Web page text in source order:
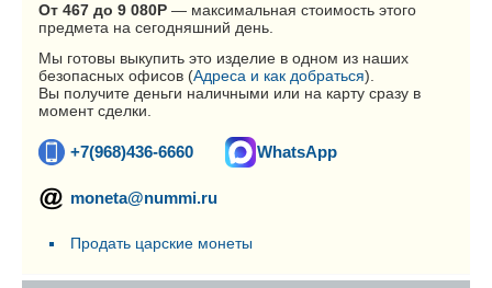
От 467 до 9 080Р — максимальная стоимость этого
предмета на сегодняшний день.
Мы готовы выкупить это изделие в одном из наших
безопасных офисов (Адреса и как добраться).
Вы получите деньги наличными или на карту сразу в
момент сделки.
+7(968)436-6660 WhatsApp
moneta@nummi.ru
Продать царские монеты